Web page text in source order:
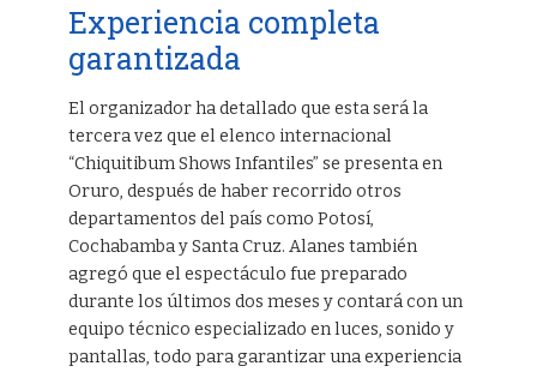
Experiencia completa
garantizada
El organizador ha detallado que esta será la
tercera vez que el elenco internacional
“Chiquitibum Shows Infantiles” se presenta en
Oruro, después de haber recorrido otros
departamentos del país como Potosí,
Cochabamba y Santa Cruz. Alanes también
agregó que el espectáculo fue preparado
durante los últimos dos meses y contará con un
equipo técnico especializado en luces, sonido y
pantallas, todo para garantizar una experiencia